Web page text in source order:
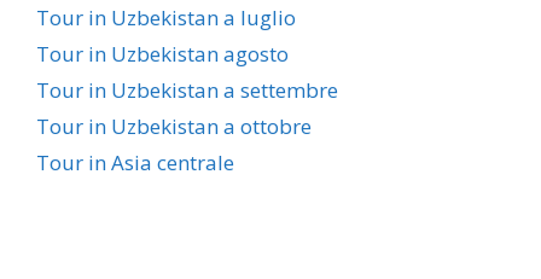
Tour in Uzbekistan a luglio
Tour in Uzbekistan agosto
Tour in Uzbekistan a settembre
Tour in Uzbekistan a ottobre
Tour in Asia centrale